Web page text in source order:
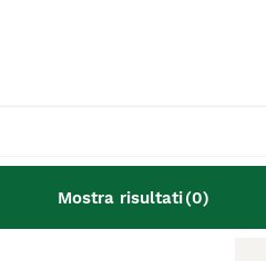
Mostra risultati(0)
uno